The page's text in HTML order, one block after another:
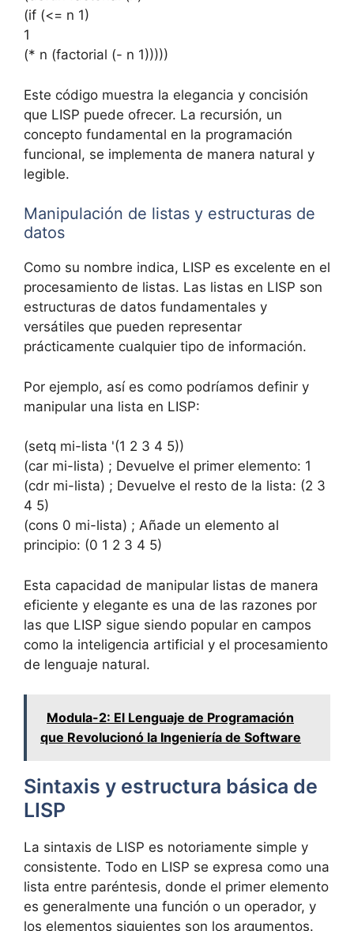
(if (<= n 1)
1
(* n (factorial (- n 1)))))
Este código muestra la elegancia y concisión
que LISP puede ofrecer. La recursión, un
concepto fundamental en la programación
funcional, se implementa de manera natural y
legible.
Manipulación de listas y estructuras de
datos
Como su nombre indica, LISP es excelente en el
procesamiento de listas. Las listas en LISP son
estructuras de datos fundamentales y
versátiles que pueden representar
prácticamente cualquier tipo de información.
Por ejemplo, así es como podríamos definir y
manipular una lista en LISP:
(setq mi-lista '(1 2 3 4 5))
(car mi-lista) ; Devuelve el primer elemento: 1
(cdr mi-lista) ; Devuelve el resto de la lista: (2 3
4 5)
(cons 0 mi-lista) ; Añade un elemento al
principio: (0 1 2 3 4 5)
Esta capacidad de manipular listas de manera
eficiente y elegante es una de las razones por
las que LISP sigue siendo popular en campos
como la inteligencia artificial y el procesamiento
de lenguaje natural.
Modula-2: El Lenguaje de Programación
que Revolucionó la Ingeniería de Software
Sintaxis y estructura básica de
LISP
La sintaxis de LISP es notoriamente simple y
consistente. Todo en LISP se expresa como una
lista entre paréntesis, donde el primer elemento
es generalmente una función o un operador, y
los elementos siguientes son los argumentos.